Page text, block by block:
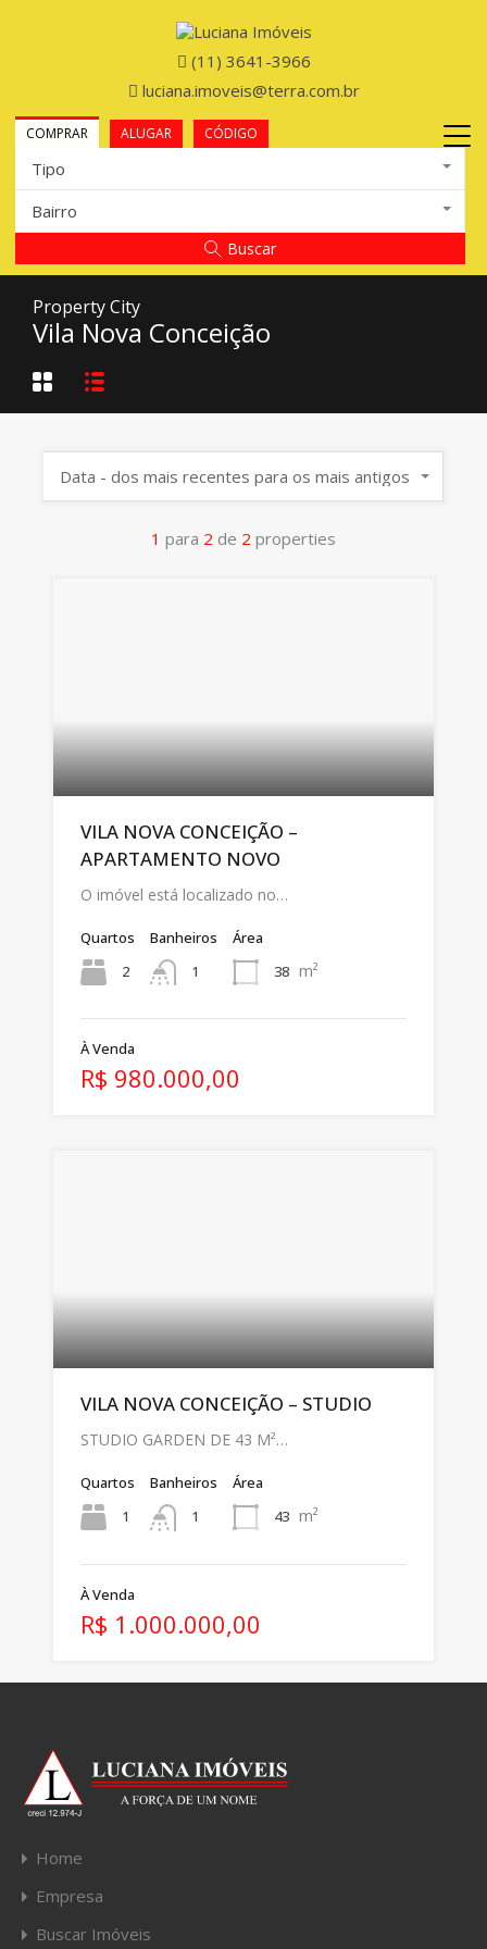
(11) 3641-3966
luciana.imoveis@terra.com.br
COMPRAR ALUGAR CÓDIGO
Tipo
Bairro
Buscar
Property City
Vila Nova Conceição
1 para 2 de 2 properties
Data - dos mais recentes para os mais antigos
VILA NOVA CONCEIÇÃO –
APARTAMENTO NOVO
O imóvel está localizado no…
Quartos
2
Banheiros
1
Área
38 m²
À Venda
R$ 980.000,00
VILA NOVA CONCEIÇÃO – STUDIO
STUDIO GARDEN DE 43 M²…
Quartos
1
Banheiros
1
Área
43 m²
À Venda
R$ 1.000.000,00
Home
Empresa
Buscar Imóveis